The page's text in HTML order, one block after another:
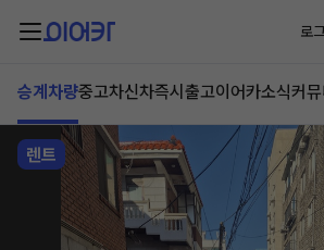
로
승계차량중고차신차즉시출고이어카소식커뮤
렌트